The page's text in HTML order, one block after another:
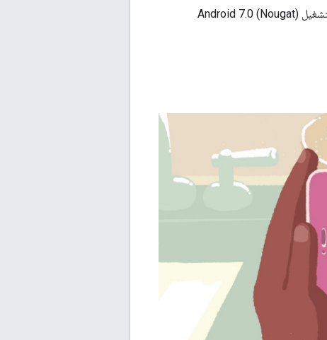
تم تصميم ARCore للعمل على مجموعة واسعة من هواتف Android المؤهلة التي تعمل بنظام التشغيل Android 7.0 (Nougat)